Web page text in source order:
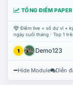
TỔNG ĐIỂM
Điểm live = số dư ví +
ngày cuối tháng · Top 1
1 Demo123
Hide Module Diễn